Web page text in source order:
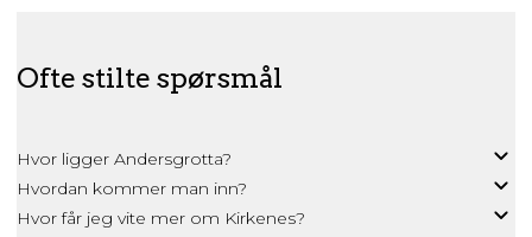
Ofte stilte spørsmål
Hvor ligger Andersgrotta?
Hvordan kommer man inn?
Hvor får jeg vite mer om Kirkenes?